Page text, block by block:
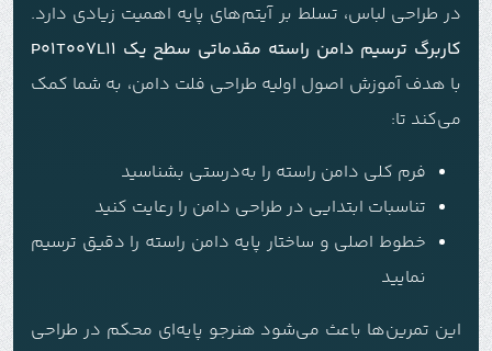
در طراحی لباس، تسلط بر آیتم‌های پایه اهمیت زیادی دارد.
کاربرگ ترسیم دامن راسته مقدماتی سطح یک P01T007L11
با هدف آموزش اصول اولیه طراحی فلت دامن، به شما کمک
می‌کند تا:
فرم کلی دامن راسته را به‌درستی بشناسید
تناسبات ابتدایی در طراحی دامن را رعایت کنید
خطوط اصلی و ساختار پایه دامن راسته را دقیق ترسیم
نمایید
این تمرین‌ها باعث می‌شود هنرجو پایه‌ای محکم در طراحی